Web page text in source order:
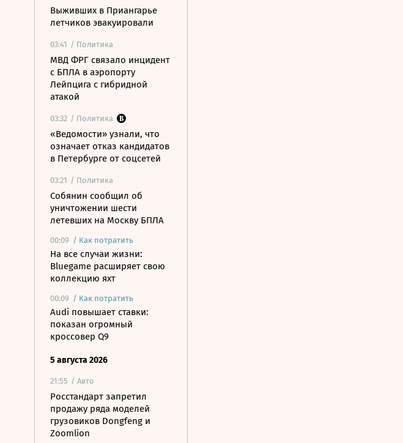
Выживших в Приангарье
летчиков эвакуировали
03:41 / Политика
МВД ФРГ связало инцидент
с БПЛА в аэропорту
Лейпцига с гибридной
атакой
03:32 / Политика
«Ведомости» узнали, что
означает отказ кандидатов
в Петербурге от соцсетей
03:21 / Политика
Собянин сообщил об
уничтожении шести
летевших на Москву БПЛА
00:09 / Как потратить
На все случаи жизни:
Bluegame расширяет свою
коллекцию яхт
00:09 / Как потратить
Audi повышает ставки:
показан огромный
кроссовер Q9
5 августа 2026
21:55 / Авто
Росстандарт запретил
продажу ряда моделей
грузовиков Dongfeng и
Zoomlion